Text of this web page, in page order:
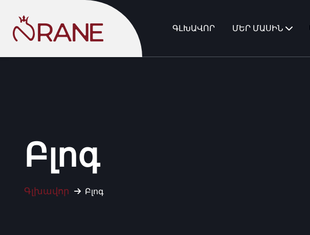
ԳԼԽԱՎՈՐ ՄԵՐ ՄԱՍԻՆ
Բլոգ
Գլխավոր Բլոգ